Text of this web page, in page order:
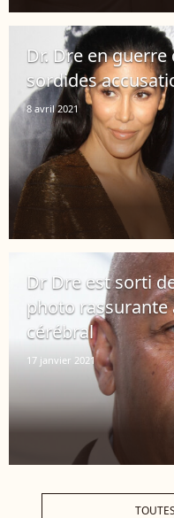
Dr. Dre en
sordides
8 avril 2021
Dr Dre est sorti
photo rassurante
cérébral
17 janvier 2021